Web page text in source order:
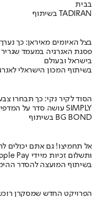
בבית
בשיתוף TADIRAN
בצל האיומים מאיראן: כך
פסגת האנרגיה במעמד
בישראל ובעולם
בשיתוף המכון הישראלי
הסוד לקיר נקי: כך תבחרו
מומחה BG BOND עושה סדר על המדפים ומציג את מותג הצבע SIMPLY
בשיתוף BG BOND
אל תחמיצו! גם אתם יכולים
יחסי הימור משופרים, הפקדות ב-Apple Pay ותשלום זכיות מיידי
בשיתוף המועצה להסדר
הפרויקט החדש שמסקרן